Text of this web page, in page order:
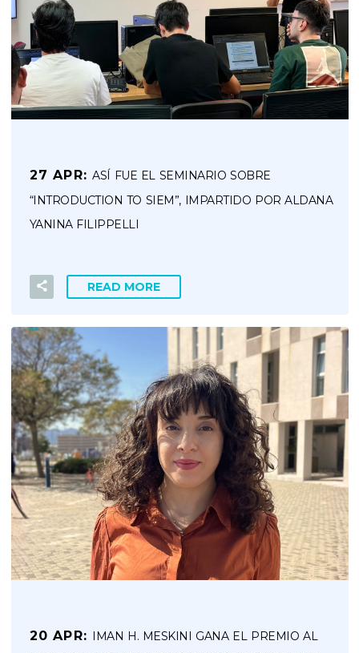
27 APR:ASÍ FUE EL SEMINARIO SOBRE
“INTRODUCTION TO SIEM”, IMPARTIDO POR ALDANA
YANINA FILIPPELLI
READ MORE
20 APR:
IMAN H. MESKINI GANA EL PREMIO AL